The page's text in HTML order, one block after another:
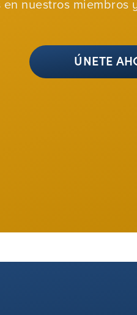
nuestros miembros
ÚNETE